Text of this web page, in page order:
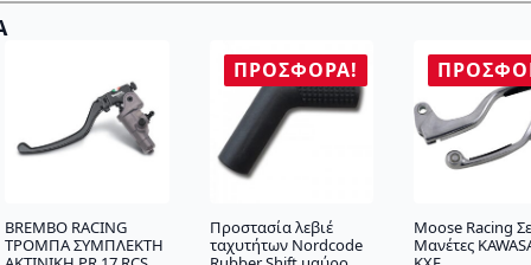
BREMBO RACING
ΤΡΟΜΠΑ ΣΥΜΠΛΕΚΤΗ
ΠΡΟΣΦΟΡΆ!
Προστασία λεβιέ
ταχυτήτων Nordcode
Moose Racing
Μανέτες